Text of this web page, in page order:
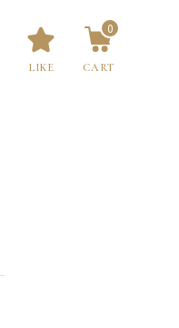
LIKE CART
0